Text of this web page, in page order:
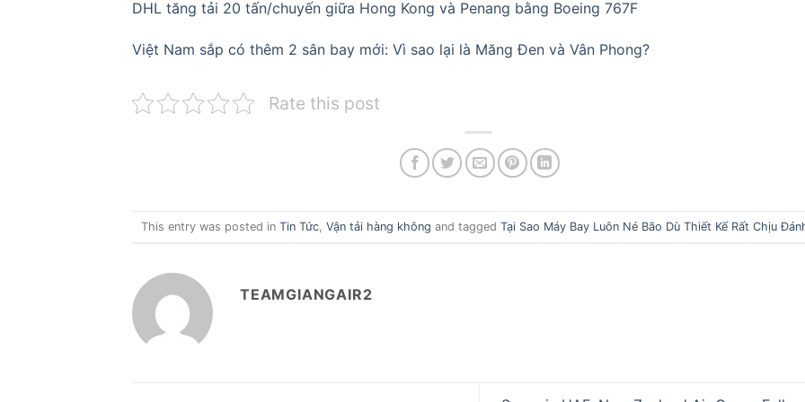
DHL tăng tải 20 tấn/chuyến giữa Hong Kong và Penang bằng Boeing 767F
Việt Nam sắp có thêm 2 sân bay mới: Vì sao lại là Măng Đen và Vân Phong?
Rate this post
This entry was posted in Tin Tức, Vận tải hàng không and tagged Tại Sao Máy Bay Luôn Né Bão Dù Thiết Kế Rất Chịu
TEAMGIANGAIR2